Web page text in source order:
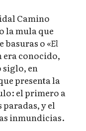
Camino
la mula que
basuras o«El
era conocido,
siglo, en
presenta la
el primero a
y el
inmundicias.